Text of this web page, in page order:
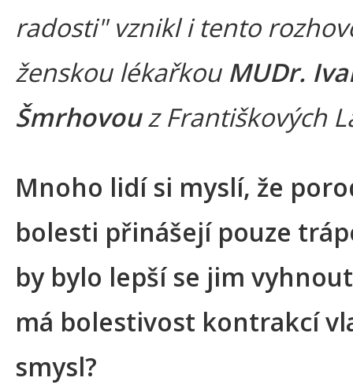
radosti" vznikl i tento
ženskou lékařkou MUDr.
Šmrhovouz Františkových
Mnoho lidí si myslí, že
bolesti přinášejí pouze
by bylo lepší se jim
má bolestivost kontrakcí
smysl?